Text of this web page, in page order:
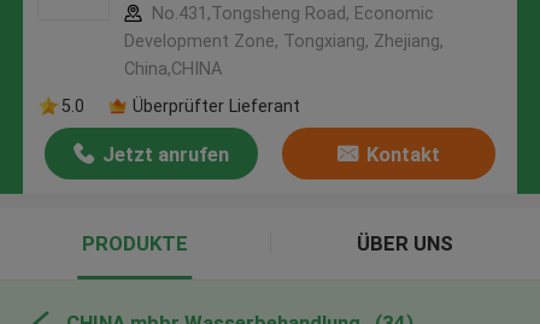
No.431,Tongsheng Road, Economic
Development Zone, Tongxiang, Zhejiang,
China,CHINA
5.0
Überprüfter Lieferant
Jetzt anrufen Kontakt
PRODUKTE ÜBER UNS